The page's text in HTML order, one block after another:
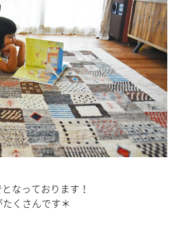
なっております！
くさんです＊